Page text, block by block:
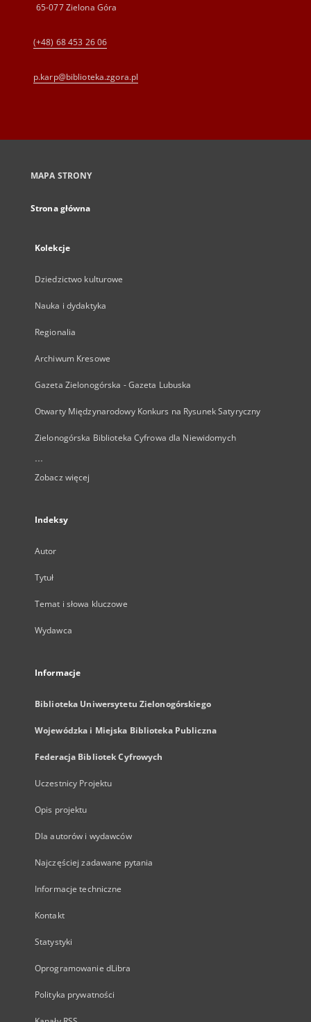
65-077 Zielona Góra
(+48) 68 453 26 06
p.karp@biblioteka.zgora.pl
MAPA STRONY
Strona główna
Kolekcje
Dziedzictwo kulturowe
Nauka i dydaktyka
Regionalia
Archiwum Kresowe
Gazeta Zielonogórska - Gazeta Lubuska
Otwarty Międzynarodowy Konkurs na Rysunek Satyryczny
Zielonogórska Biblioteka Cyfrowa dla Niewidomych
...
Zobacz więcej
Indeksy
Autor
Tytuł
Temat i słowa kluczowe
Wydawca
Informacje
Biblioteka Uniwersytetu Zielonogórskiego
Wojewódzka i Miejska Biblioteka Publiczna
Federacja Bibliotek Cyfrowych
Uczestnicy Projektu
Opis projektu
Dla autorów i wydawców
Najczęściej zadawane pytania
Informacje techniczne
Kontakt
Statystyki
Oprogramowanie dLibra
Polityka prywatności